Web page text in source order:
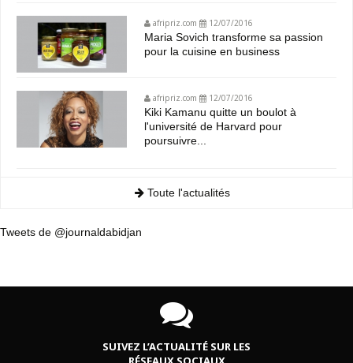
afripriz.com 12/07/2016
Maria Sovich transforme sa passion
pour la cuisine en business
afripriz.com 12/07/2016
Kiki Kamanu quitte un boulot à
l'université de Harvard pour
poursuivre...
Toute l'actualités
Tweets de @journaldabidjan
SUIVEZ L’ACTUALITÉ SUR LES